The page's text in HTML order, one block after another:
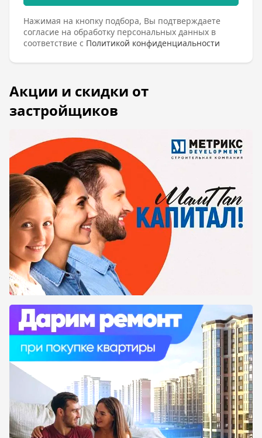
Нажимая на кнопку подбора, Вы подтверждаете
согласие на обработку персональных данных в
соответствие с Политикой конфиденциальности